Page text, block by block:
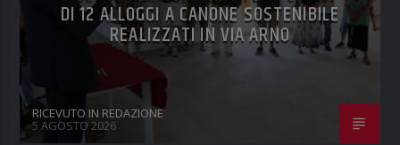
DI 12 ALLOGGI A CANONE SOSTENIBILE
REALIZZATI IN VIA ARNO
RICEVUTO IN REDAZIONE
5 AGOSTO 2026